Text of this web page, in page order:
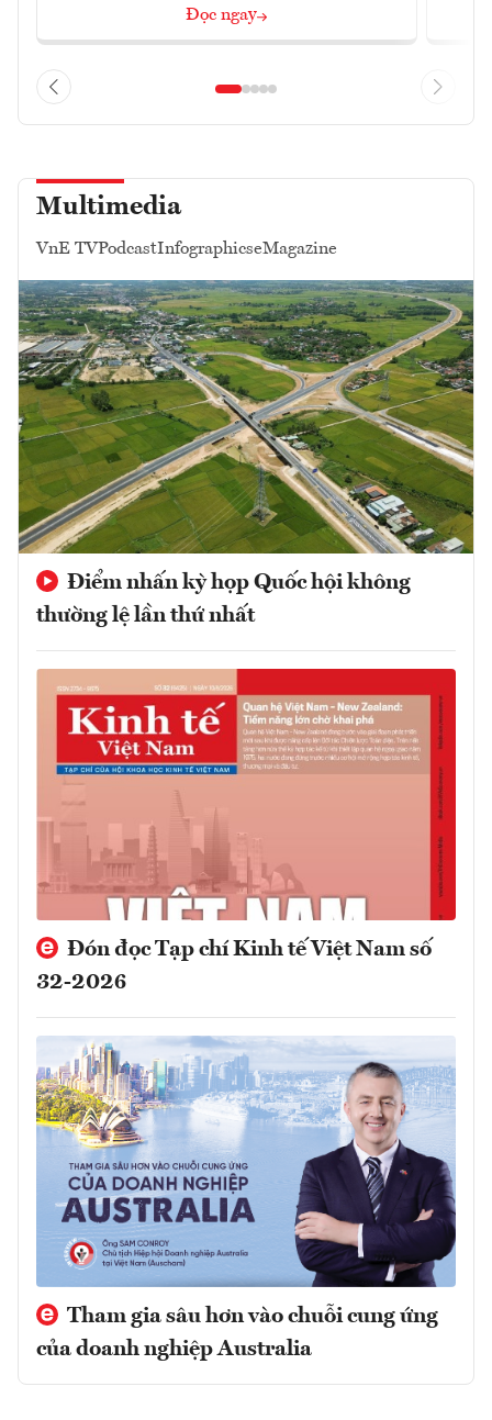
Đọc ngay
Multimedia
VnE TVPodcastInfographicseMagazine
Điểm nhấn kỳ họp Quốc hội không
thường lệ lần thứ nhất
Đón đọc Tạp chí Kinh tế Việt Nam số
32-2026
Tham gia sâu hơn vào chuỗi cung ứng
của doanh nghiệp Australia